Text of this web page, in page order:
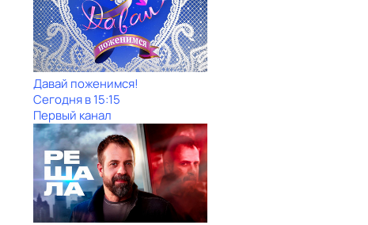
Давай поженимся!
Сегодня в 15:15
Первый канал